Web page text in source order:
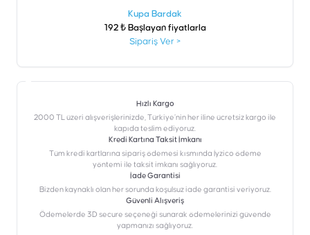
Kupa Bardak
192 ₺ Başlayan fiyatlarla
Sipariş Ver >
Hızlı Kargo
2000 TL üzeri alışverişlerinizde, Türkiye’nin her iline ücretsiz kargo ile
kapıda teslim ediyoruz.
Kredi Kartına Taksit İmkanı
‎Tüm kredi kartlarına sipariş ödemesi kısmında İyzico ödeme
yöntemi ile taksit imkanı sağlıyoruz.
İade Garantisi
Bizden kaynaklı olan her sorunda koşulsuz iade garantisi veriyoruz.
Güvenli Alışveriş
Ödemelerde 3D secure seçeneği sunarak ödemelerinizi güvende
yapmanızı sağlıyoruz.